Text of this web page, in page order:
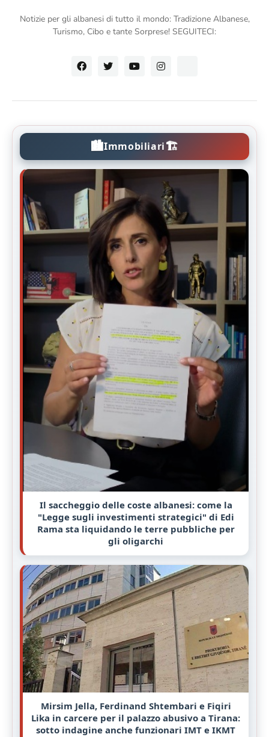
Notizie per gli albanesi di tutto il mondo: Tradizione Albanese,
Turismo, Cibo e tante Sorprese! SEGUITECI:
🏙️Immobiliari🏗️
Il saccheggio delle coste albanesi: come la
"Legge sugli investimenti strategici" di Edi
Rama sta liquidando le terre pubbliche per
gli oligarchi
Mirsim Jella, Ferdinand Shtembari e Fiqiri
Lika in carcere per il palazzo abusivo a Tirana:
sotto indagine anche funzionari IMT e IKMT